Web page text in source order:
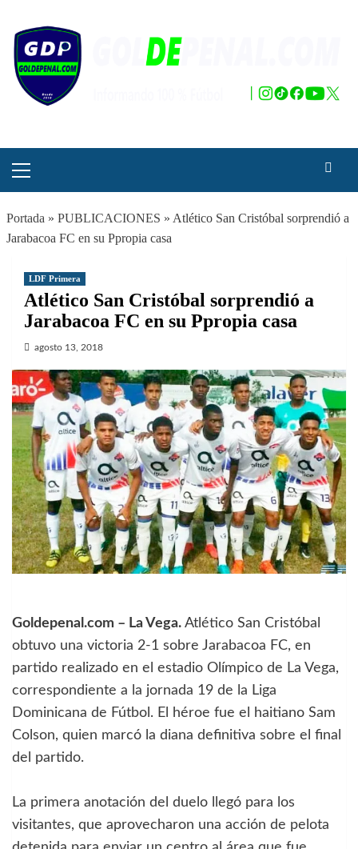
contenido
principal
Portada » PUBLICACIONES » Atlético San Cristóbal sorprendió a
Jarabacoa FC en su Ppropia casa
LDF Primera
Atlético San Cristóbal sorprendió a
Jarabacoa FC en su Ppropia casa
agosto 13, 2018
Goldepenal.com – La Vega. Atlético San Cristóbal
obtuvo una victoria 2-1 sobre Jarabacoa FC, en
partido realizado en el estadio Olímpico de La Vega,
correspondiente a la jornada 19 de la Liga
Dominicana de Fútbol. El héroe fue el haitiano Sam
Colson, quien marcó la diana definitiva sobre el final
del partido.
La primera anotación del duelo llegó para los
visitantes, que aprovecharon una acción de pelota